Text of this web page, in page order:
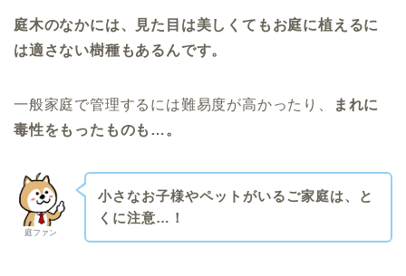
庭木のなかには、見た目は美しくてもお庭に植えるに
は適さない樹種もあるんです。
一般家庭で管理するには難易度が高かったり、
まれに
毒性をもったものも…。
庭ファン
小さなお子様やペットがいるご家庭は、と
くに注意…！